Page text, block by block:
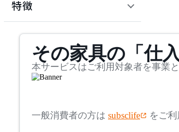
アダルトータルインテリ
アコレクション
mm
検索
~
~
特徴
その家具の「仕
本サービスはご利用対象者を事業
一般消費者の方は subsclife をご利